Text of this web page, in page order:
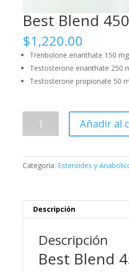
Best Blend 450
$1,220.00
Trenbolone enanthate 150
Testosterone enanthate 250
Testosterone propionate 50
Añadir al
Categoría: Esteroides y
Descripción
Descripción
Best Blend